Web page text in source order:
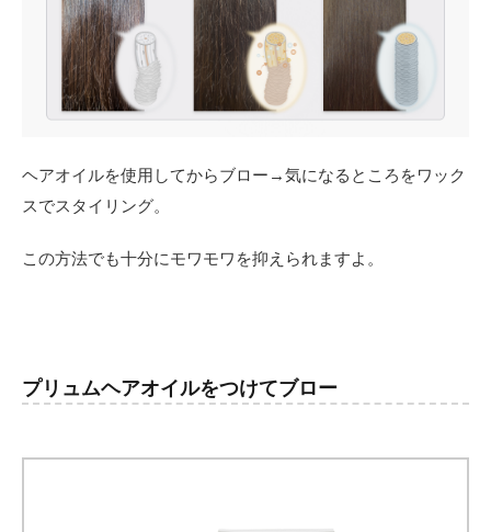
ヘアオイルを使用してからブロー→気になるところをワック
スでスタイリング。
この方法でも十分にモワモワを抑えられますよ。
プリュムヘアオイルをつけてブロー